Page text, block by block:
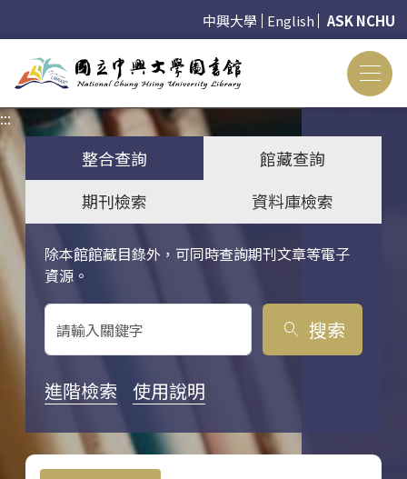
中興大學 English ASK NCHU
:::
整合查詢
館藏查詢
期刊檢索
資料庫檢索
除本館館藏目錄外，可同時查詢期刊文章等電子
資源。
關鍵字搜尋
search 搜索
進階檢索 使用說明